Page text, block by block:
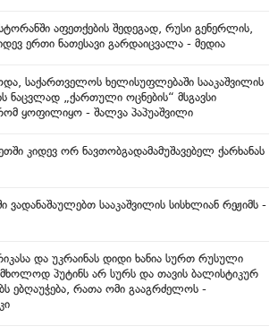
აფეთქების შედეგად, რუსი გენერლის,
ერთი ნათესავი გარდაიცვალა - მედია
საქართველოს ხელისუფლებაში სააკაშვილის
ნაცვლად „ქართული ოცნების“ მსგავსი
ყოფილიყო - შალვა პაპუაშვილი
კიდევ ორ ნავთობგადამამუშავებელ ქარხანას
ვადანაშაულებთ სააკაშვილის სისხლიან რეჟიმს -
და უკრაინას დიდი ხანია სურთ რუსული
პუტინს არ სურს და თავის ბალისტიკურ
ებღაუჭება, რათა ომი გააგრძელოს -